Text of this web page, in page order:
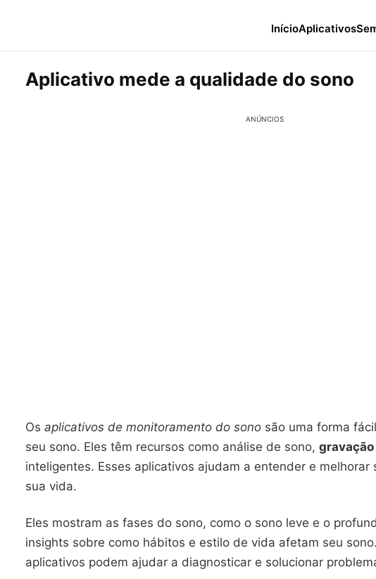
InícioAplicativos
Aplicativo mede a qualidade do sono
ANÚNCIOS
Os aplicativos de monitoramento do sono são uma forma
seu sono. Eles têm recursos como análise de sono,
inteligentes. Esses aplicativos ajudam a entender e melhorar
sua vida.
Eles mostram as fases do sono, como o sono leve e o
insights sobre como hábitos e estilo de vida afetam seu
aplicativos podem ajudar a diagnosticar e solucionar